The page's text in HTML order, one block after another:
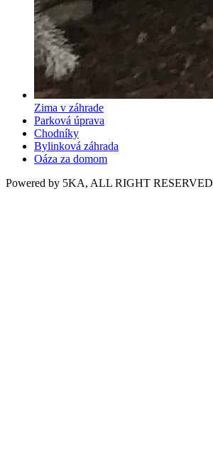
Zima v záhrade
Parková úprava
Chodníky
Bylinková záhrada
Oáza za domom
Powered by 5KA, ALL RIGHT RESERVED